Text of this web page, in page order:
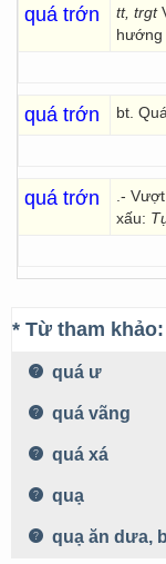
quá trớn tt, trgt
hướng
quá trớn bt.
quá trớn
.-
xấu:
* Từ tham khảo:
quá ư
quá vãng
quá xá
quạ
quạ ăn dưa,